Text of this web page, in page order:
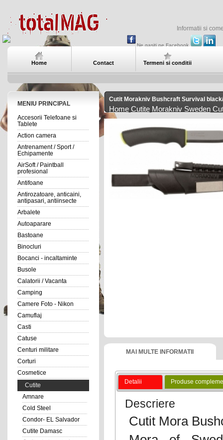
Informatii si
Ne gasiti pe Facebook
Home Contact Termeni si conditii
MENIU PRINCIPAL
Accesorii Telefoane si
Tablete
Action camera
Antrenament / Sport /
Echipamente
AirSoft / Paintball
profesional
Antifoane
Antirozatoare, anticaini,
antipasari, antiinsecte
Arbalete
Autoaparare
Bastoane
Binocluri
Bocanci - incaltaminte
Busole
Calatorii / Vacanta
Camping
Camere Foto - Nikon
Camuflaj
Casti
Catuse
Centuri militare
Corturi
Cosmetice
Cutite
Amnare
Cold Steel
Condor- EL Salvador
Cutite Damasc
Cutit Morakniv Bushcraft Survival
Home Cutite Morakniv Sweden
MAI MULTE INFORMATII
Detalii Produse
Descriere
Cutit Mora